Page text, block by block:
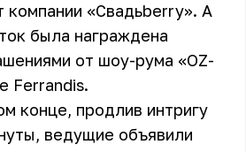
компании «Свадьberry». А
была награждена
от шоу-рума «OZ-
Ferrandis.
конце, продлив интригу
ведущие объявили